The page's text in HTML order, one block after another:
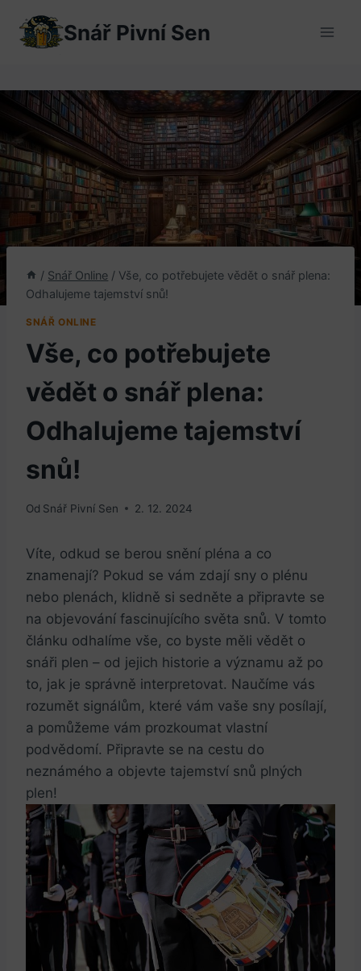
obsah
Snář Pivní Sen
/ Snář Online / Vše, co potřebujete vědět o snář plena:
Odhalujeme tajemství snů!
SNÁŘ ONLINE
Vše, co potřebujete
vědět o snář plena:
Odhalujeme tajemství
snů!
Od Snář Pivní Sen 2. 12. 2024
Víte, odkud se berou snění pléna a co
znamenají? Pokud se vám zdají sny o plénu
nebo plenách, klidně si sedněte a připravte se
na objevování fascinujícího světa snů. V tomto
článku odhalíme vše, co byste měli vědět o
snáři plen – od jejich historie a významu až po
to, jak je správně interpretovat. Naučíme vás
rozumět signálům, které vám vaše sny posílají,
a pomůžeme vám prozkoumat vlastní
podvědomí. Připravte se na cestu do
neznámého a objevte tajemství snů plných
plen!